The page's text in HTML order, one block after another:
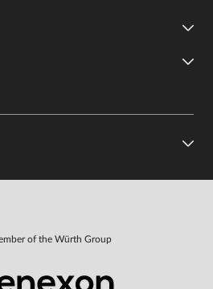
of the Würth Group